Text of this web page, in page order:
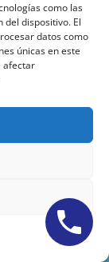
como las
dispositivo. El
datos como
únicas en este
afectar